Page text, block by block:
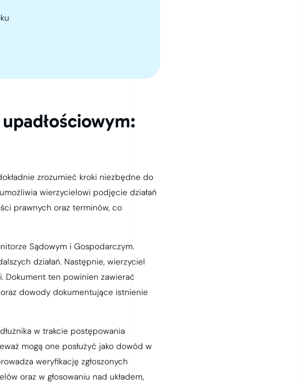
zrozumieć kroki niezbędne do
wierzycielowi podjęcie działań
prawnych oraz terminów, co
Sądowym i Gospodarczym.
działań. Następnie, wierzyciel
Dokument ten powinien zawierać
dowody dokumentujące istnienie
w trakcie postępowania
mogą one posłużyć jako dowód w
weryfikację zgłoszonych
oraz w głosowaniu nad układem,